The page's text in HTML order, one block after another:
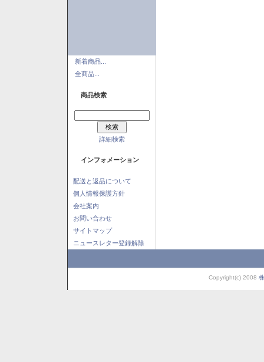
新着商品...
全商品...
商品検索
詳細検索
インフォメーション
配送と返品について
個人情報保護方針
会社案内
お問い合わせ
サイトマップ
ニュースレター登録解除
Copyright(c) 2008